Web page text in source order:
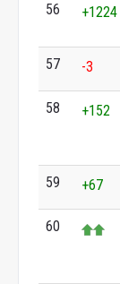
56 +1224
57 -3
58 +152
59 +67
60